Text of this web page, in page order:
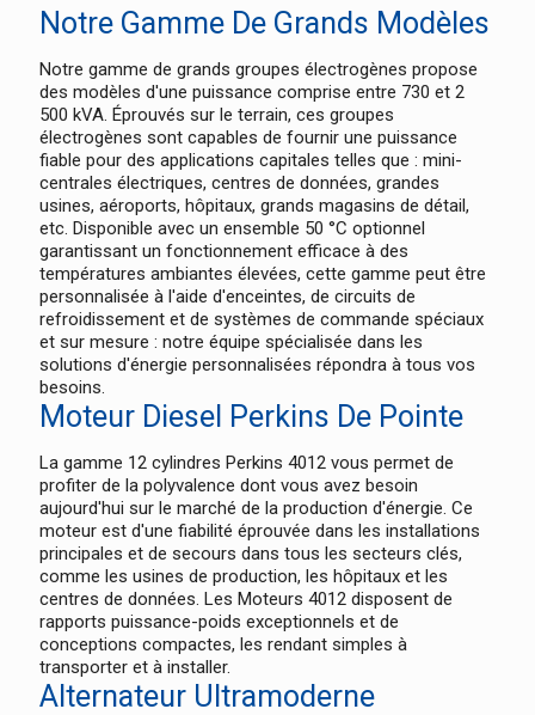
Notre Gamme De Grands Modèles
Notre gamme de grands groupes électrogènes propose
des modèles d'une puissance comprise entre 730 et 2
500 kVA. Éprouvés sur le terrain, ces groupes
électrogènes sont capables de fournir une puissance
fiable pour des applications capitales telles que : mini-
centrales électriques, centres de données, grandes
usines, aéroports, hôpitaux, grands magasins de détail,
etc. Disponible avec un ensemble 50 °C optionnel
garantissant un fonctionnement efficace à des
températures ambiantes élevées, cette gamme peut être
personnalisée à l'aide d'enceintes, de circuits de
refroidissement et de systèmes de commande spéciaux
et sur mesure : notre équipe spécialisée dans les
solutions d'énergie personnalisées répondra à tous vos
besoins.
Moteur Diesel Perkins De Pointe
La gamme 12 cylindres Perkins 4012 vous permet de
profiter de la polyvalence dont vous avez besoin
aujourd'hui sur le marché de la production d'énergie. Ce
moteur est d'une fiabilité éprouvée dans les installations
principales et de secours dans tous les secteurs clés,
comme les usines de production, les hôpitaux et les
centres de données. Les Moteurs 4012 disposent de
rapports puissance-poids exceptionnels et de
conceptions compactes, les rendant simples à
transporter et à installer.
Alternateur Ultramoderne